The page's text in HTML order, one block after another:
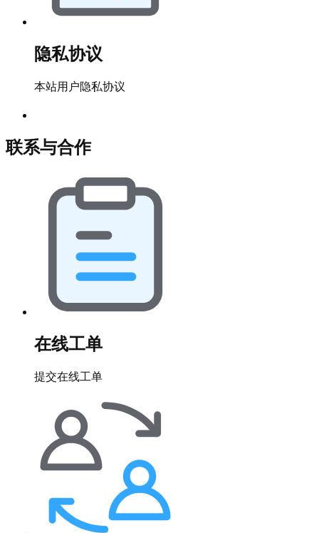
隐私协议
本站用户隐私协议
联系与合作
在线工单
提交在线工单